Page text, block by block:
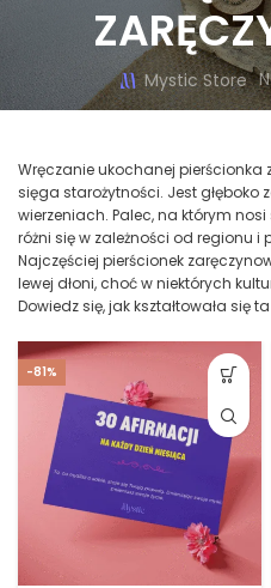
Mystic Store
Wręczanie ukochanej
sięga starożytności. Jest głęboko
wierzeniach. Palec, na którym
różni się w zależności od regionu
Najczęściej pierścionek
lewej dłoni, choć w niektórych
Dowiedz się, jak kształtowała się
-81%